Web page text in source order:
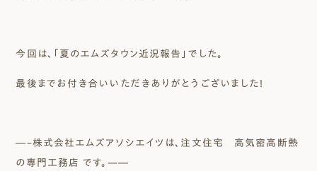
今回は、「夏のエムズタウン近況報告」でした。
最後までお付き合いいただきありがとうございました！
―–株式会社エムズアソシエイツは、注文住宅 高気密高断熱
の専門工務店 です。—―